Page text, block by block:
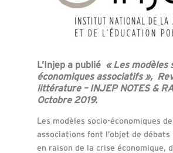
L’Injep a publié « Les modèles
économiques associatifs »,
littérature – INJEP NOTES &
Octobre 2019.
Les modèles socio-économiques
associations font l’objet de
en raison de la crise économique,